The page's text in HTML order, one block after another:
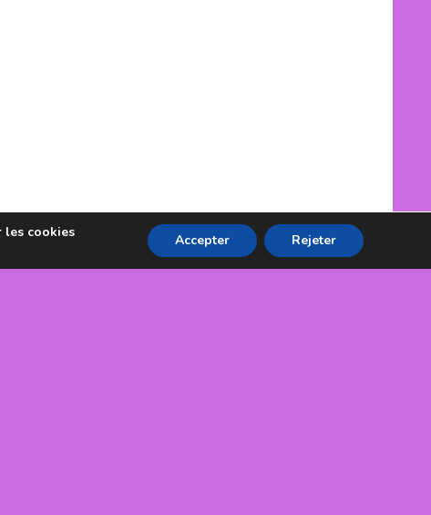
les cookies
Accepter Rejeter